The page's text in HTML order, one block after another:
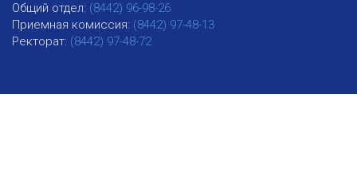
Общий отдел: (8442) 96-98-26
Приемная комиссия: (8442) 97-48-13
Ректорат: (8442) 97-48-72